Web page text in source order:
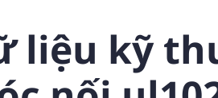
liệu kỹ